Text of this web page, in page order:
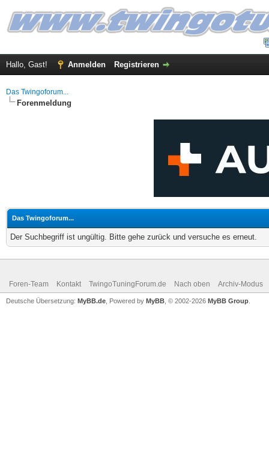
Hallo, Gast! Anmelden Registrieren
Das Twingoforum...
Forenmeldung
Das Twingoforum...
Der Suchbegriff ist ungültig. Bitte gehe zurück und versuche es erneut.
Foren-Team Kontakt TwingoTuningForum.de Nach oben Archiv-Modus
Deutsche Übersetzung: MyBB.de , Powered by MyBB , © 2002-2026 MyBB Group